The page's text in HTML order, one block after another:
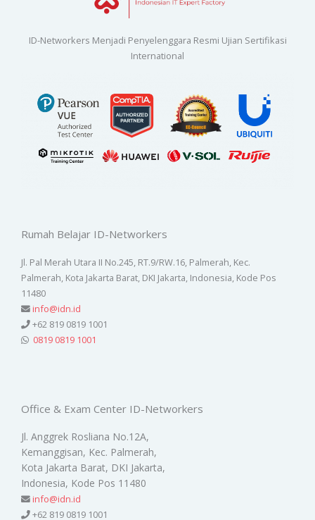
ID-Networkers Menjadi Penyelenggara Resmi Ujian Sertifikasi
International
Rumah Belajar ID-Networkers
Jl. Pal Merah Utara II No.245, RT.9/RW.16, Palmerah, Kec.
Palmerah, Kota Jakarta Barat, DKI Jakarta, Indonesia, Kode Pos
11480
info@idn.id
+62 819 0819 1001
0819 0819 1001
Office & Exam Center ID-Networkers
Jl. Anggrek Rosliana No.12A,
Kemanggisan, Kec. Palmerah,
Kota Jakarta Barat, DKI Jakarta,
Indonesia, Kode Pos 11480
info@idn.id
+62 819 0819 1001